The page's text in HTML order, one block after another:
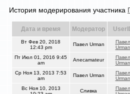
История модерирования участника
Дата и время Модератор
Вт Фев 20, 2018
12:43 pm
Павел Urman
Павел
Urman
Пт Июл 01, 2016 9:45
am
Anecamateur
Павел
Urman
Ср Ноя 13, 2013 7:53
am
Павел Urman
Павел
Urman
Вс Ноя 10, 2013
Сливка
Павел